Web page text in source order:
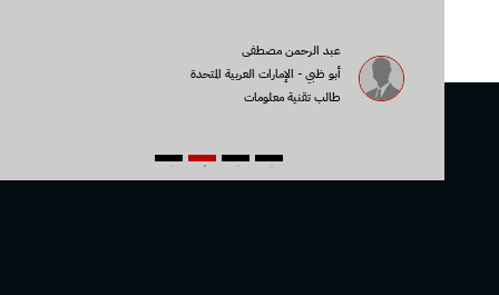
عبد الرحمن مصطفى
أبو ظبي - الإمارات العربية المتحدة
طالب تقنية معلومات
1
2
3
4